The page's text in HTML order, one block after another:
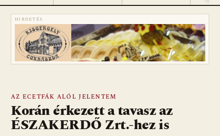
HIRDETÉS
AZ ECETFÁK ALÓL JELENTEM
Korán érkezett a tavasz az
ÉSZAKERDŐ Zrt.-hez is